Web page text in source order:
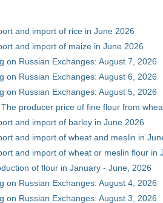
and import of rice in June 2026
and import of maize in June 2026
on Russian Exchanges: August 7, 2026
on Russian Exchanges: August 6, 2026
on Russian Exchanges: August 5, 2026
producer price of fine flour from
and import of barley in June 2026
and import of wheat and meslin in
and import of wheat or meslin flour in
of flour in January - June, 2026
on Russian Exchanges: August 4, 2026
on Russian Exchanges: August 3, 2026